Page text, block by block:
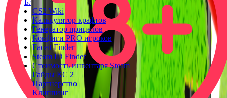
Блог
CS2 Wiki
Калькулятор крафтов
Генератор прицелов
Конфиги PRO игроков
Faceit Finder
Steam ID Finder
Стоимость инвентаря Steam
Гайды КС 2
Партнерство
Клиппинг